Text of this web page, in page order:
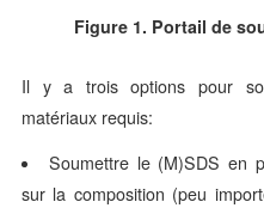
Figure 1. Portail de
Il y a trois options pour
matériaux requis:
Soumettre le (M)SDS en
sur la composition (peu